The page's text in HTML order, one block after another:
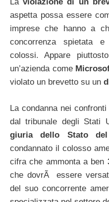
aspetta possa essere
imprese che hanno a
concorrenza spietata
colossi. Appare
un’azienda come
violato un brevetto su un
La condanna nei
dal tribunale degli Stati
giuria dello Stato
condannato il colosso
cifra che ammonta a ben
che dovrÃ essere
del suo concorrente